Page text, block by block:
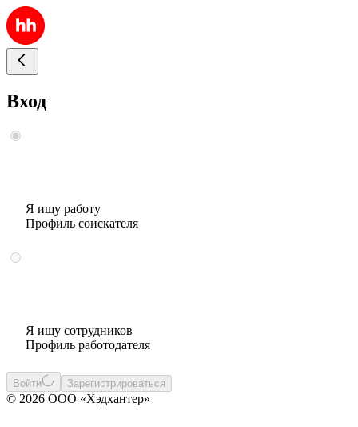
Вход
Я ищу работу
Профиль соискателя
Я ищу сотрудников
Профиль работодателя
Войти Зарегистрироваться
© 2026 ООО «Хэдхантер»